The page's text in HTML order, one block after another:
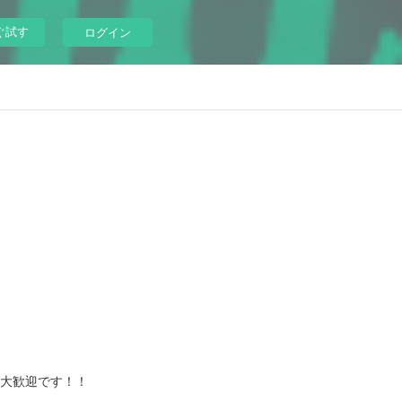
試す ログイン
歓迎です！！